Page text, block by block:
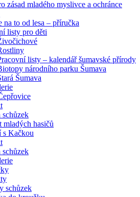
zásad mladého myslivce a ochránce
na to od lesa – příručka
listy pro děti
listy – kalendář šumavské přírody
národního parku Šumava
Šumava
mladých hasičů
s Kačkou
schůzek